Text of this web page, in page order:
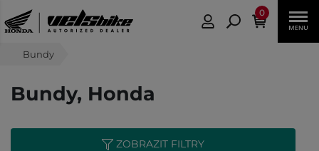
0
Bundy
Bundy, Honda
ZOBRAZIT FILTRY